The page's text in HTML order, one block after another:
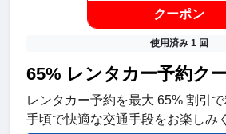
クーポン
使用済み 1 回
65% レンタカー予約ク
レンタカー予約を最大 65% 割引
手頃で快適な交通手段をお楽しみ